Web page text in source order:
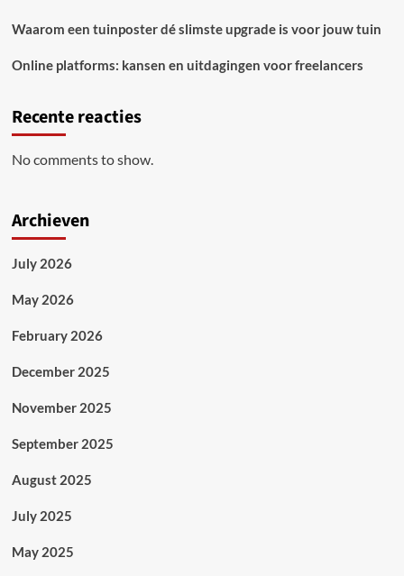
Waarom een tuinposter dé slimste upgrade is voor jouw tuin
Online platforms: kansen en uitdagingen voor freelancers
Recente reacties
No comments to show.
Archieven
July 2026
May 2026
February 2026
December 2025
November 2025
September 2025
August 2025
July 2025
May 2025